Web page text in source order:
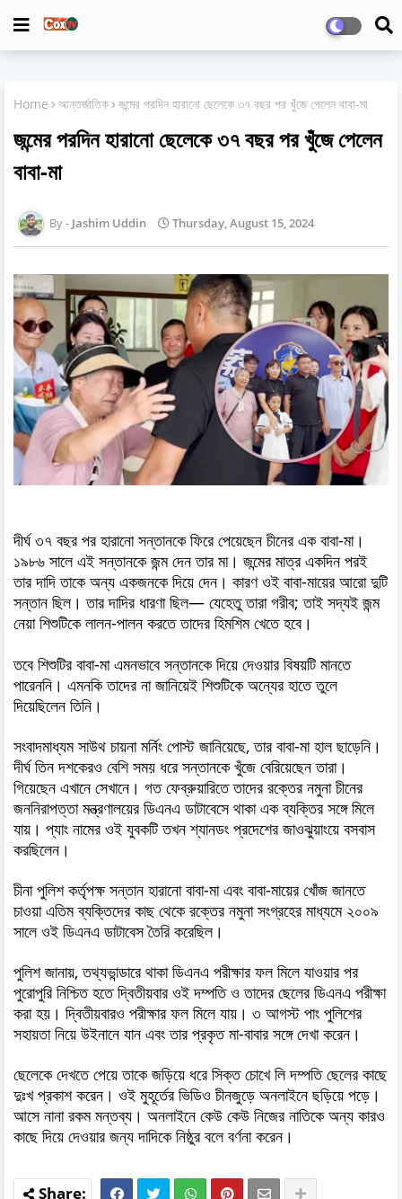
Home আন্তর্জাতিক জন্মের পরদিন হারানো ছেলেকে ৩৭ বছর পর খুঁজে পেলেন বাবা-মা
জন্মের পরদিন হারানো ছেলেকে ৩৭ বছর পর খুঁজে পেলেন
বাবা-মা
Jashim Uddin Thursday, August 15, 2024
দীর্ঘ ৩৭ বছর পর হারানো সন্তানকে ফিরে পেয়েছেন চীনের এক বাবা-মা।
১৯৮৬ সালে এই সন্তানকে জন্ম দেন তার মা। জন্মের মাত্র একদিন পরই
তার দাদি তাকে অন্য একজনকে দিয়ে দেন। কারণ ওই বাবা-মায়ের আরো দুটি
সন্তান ছিল। তার দাদির ধারণা ছিল— যেহেতু তারা গরীব; তাই সদ্যই জন্ম
নেয়া শিশুটিকে লালন-পালন করতে তাদের হিমশিম খেতে হবে।
তবে শিশুটির বাবা-মা এমনভাবে সন্তানকে দিয়ে দেওয়ার বিষয়টি মানতে
পারেননি। এমনকি তাদের না জানিয়েই শিশুটিকে অন্যের হাতে তুলে
দিয়েছিলেন তিনি।
সংবাদমাধ্যম সাউথ চায়না মর্নিং পোস্ট জানিয়েছে, তার বাবা-মা হাল ছাড়েনি।
দীর্ঘ তিন দশকেরও বেশি সময় ধরে সন্তানকে খুঁজে বেরিয়েছেন তারা।
গিয়েছেন এখানে সেখানে। গত ফেব্রুয়ারিতে তাদের রক্তের নমুনা চীনের
জননিরাপত্তা মন্ত্রণালয়ের ডিএনএ ডাটাবেসে থাকা এক ব্যক্তির সঙ্গে মিলে
যায়। প্যাং নামের ওই যুবকটি তখন শ্যানডং প্রদেশের জাওঝুয়াংয়ে বসবাস
করছিলেন।
চীনা পুলিশ কর্তৃপক্ষ সন্তান হারানো বাবা-মা এবং বাবা-মায়ের খোঁজ জানতে
চাওয়া এতিম ব্যক্তিদের কাছ থেকে রক্তের নমুনা সংগ্রহের মাধ্যমে ২০০৯
সালে ওই ডিএনএ ডাটাবেস তৈরি করেছিল।
পুলিশ জানায়, তথ্যভান্ডারে থাকা ডিএনএ পরীক্ষার ফল মিলে যাওয়ার পর
পুরোপুরি নিশ্চিত হতে দ্বিতীয়বার ওই দম্পতি ও তাদের ছেলের ডিএনএ পরীক্ষা
করা হয়। দ্বিতীয়বারও পরীক্ষার ফল মিলে যায়। ৩ আগস্ট পাং পুলিশের
সহায়তা নিয়ে উইনানে যান এবং তার প্রকৃত মা-বাবার সঙ্গে দেখা করেন।
ছেলেকে দেখতে পেয়ে তাকে জড়িয়ে ধরে সিক্ত চোখে লি দম্পতি ছেলের কাছে
দুঃখ প্রকাশ করেন। ওই মুহূর্তের ভিডিও চীনজুড়ে অনলাইনে ছড়িয়ে পড়ে।
আসে নানা রকম মন্তব্য। অনলাইনে কেউ কেউ নিজের নাতিকে অন্য কারও
কাছে দিয়ে দেওয়ার জন্য দাদিকে নিষ্ঠুর বলে বর্ণনা করেন।